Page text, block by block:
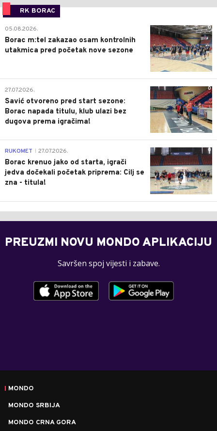
RK BORAC
0
05.08.2026.
Borac m:tel zakazao osam kontrolnih
utakmica pred početak nove sezone
0
27.07.2026.
Savić otvoreno pred start sezone:
Borac napada titulu, klub ulazi bez
dugova prema igračima!
0
RUKOMET 27.07.2026.
Borac krenuo jako od starta, igrači
jedva dočekali početak priprema: Cilj se
zna - titula!
PREUZMI NOVU MONDO APLIKACIJU
Savršen spoj vijesti i zabave.
MONDO
MONDO SRBIJA
MONDO CRNA GORA